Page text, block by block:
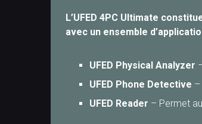
L’UFED 4PC Ultimate
avec un ensemble
UFED Physical Analyzer
UFED Phone Detective –
UFED Reader – Permet